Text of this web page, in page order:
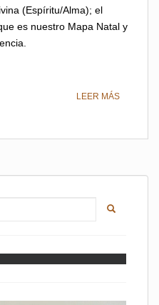
(Espíritu/Alma); el
es nuestro Mapa Natal y
LEER MÁS